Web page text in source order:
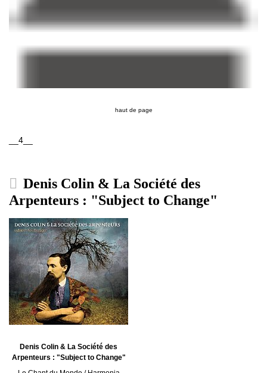
haut de page
__4__
Denis Colin & La Société des
Arpenteurs : "Subject to Change"
Denis Colin & La Société des
Arpenteurs : "Subject to Change"